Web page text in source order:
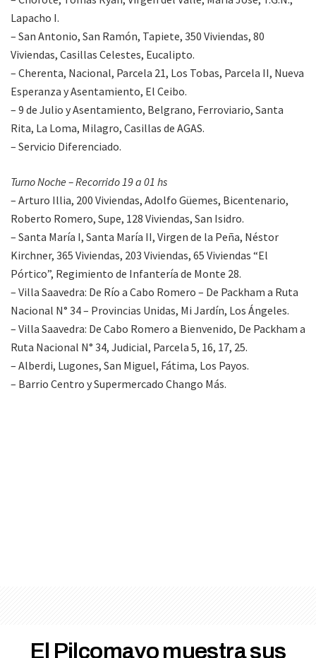
Lapacho I.
– San Antonio, San Ramón, Tapiete, 350 Viviendas, 80
Viviendas, Casillas Celestes, Eucalipto.
– Cherenta, Nacional, Parcela 21, Los Tobas, Parcela II, Nueva
Esperanza y Asentamiento, El Ceibo.
– 9 de Julio y Asentamiento, Belgrano, Ferroviario, Santa
Rita, La Loma, Milagro, Casillas de AGAS.
– Servicio Diferenciado.
Turno Noche – Recorrido 19 a 01 hs
– Arturo Illia, 200 Viviendas, Adolfo Güemes, Bicentenario,
Roberto Romero, Supe, 128 Viviendas, San Isidro.
– Santa María I, Santa María II, Virgen de la Peña, Néstor
Kirchner, 365 Viviendas, 203 Viviendas, 65 Viviendas “El
Pórtico”, Regimiento de Infantería de Monte 28.
– Villa Saavedra: De Río a Cabo Romero – De Packham a Ruta
Nacional N° 34 – Provincias Unidas, Mi Jardín, Los Ángeles.
– Villa Saavedra: De Cabo Romero a Bienvenido, De Packham a
Ruta Nacional N° 34, Judicial, Parcela 5, 16, 17, 25.
– Alberdi, Lugones, San Miguel, Fátima, Los Payos.
– Barrio Centro y Supermercado Chango Más.
El Pilcomayo muestra sus